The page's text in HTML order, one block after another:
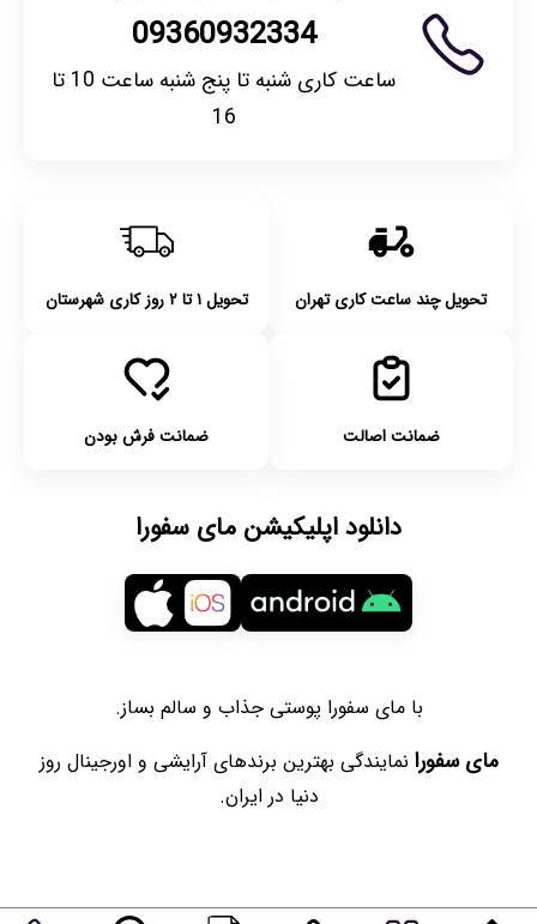
09360932334
ساعت کاری شنبه تا پنج شنبه ساعت 10 تا
16
تحویل چند ساعت کاری تهران تحویل ۱ تا ۲ روز کاری شهرستان
ضمانت اصالت ضمانت فرش بودن
دانلود اپلیکیشن مای سفورا
با مای سفورا پوستی جذاب و سالم بساز.
مای سفورا نمایندگی بهترین برندهای آرایشی و اورجینال روز
دنیا در ایران.